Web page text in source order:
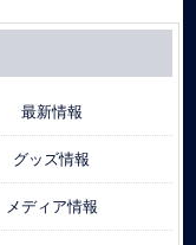
最新情報
グッズ情報
メディア情報